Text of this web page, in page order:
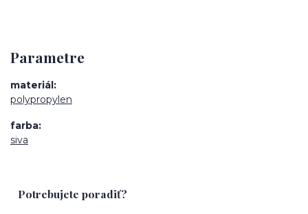
Parametre
materiál
polypropylen
farba
siva
Potrebujete poradiť?